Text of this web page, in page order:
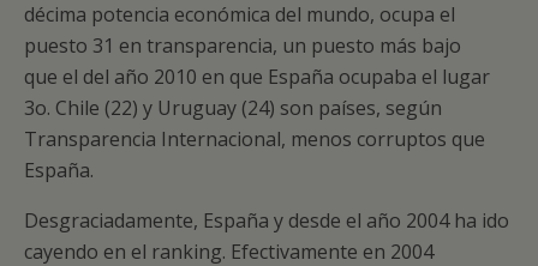
décima potencia económica del mundo, ocupa el
puesto 31 en transparencia, un puesto más bajo
que el del año 2010 en que España ocupaba el lugar
3o. Chile (22) y Uruguay (24) son países, según
Transparencia Internacional, menos corruptos que
España.
Desgraciadamente, España y desde el año 2004 ha ido
cayendo en el ranking. Efectivamente en 2004